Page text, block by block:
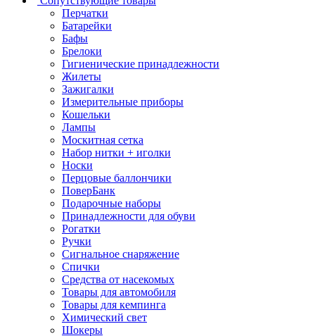
Перчатки
Батарейки
Бафы
Брелоки
Гигиенические принадлежности
Жилеты
Зажигалки
Измерительные приборы
Кошельки
Лампы
Москитная сетка
Набор нитки + иголки
Носки
Перцовые баллончики
ПоверБанк
Подарочные наборы
Принадлежности для обуви
Рогатки
Ручки
Сигнальное снаряжение
Спички
Средства от насекомых
Товары для автомобиля
Товары для кемпинга
Химический свет
Шокеры